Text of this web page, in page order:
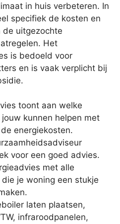
in huis verbeteren. In
specifiek de kosten en
uitgezochte
Het
is bedoeld voor
en is vaak verplicht bij
toont aan welke
kunnen helpen met
energiekosten.
voor een goed advies.
met alle
je woning een stukje
laten plaatsen,
infraroodpanelen,